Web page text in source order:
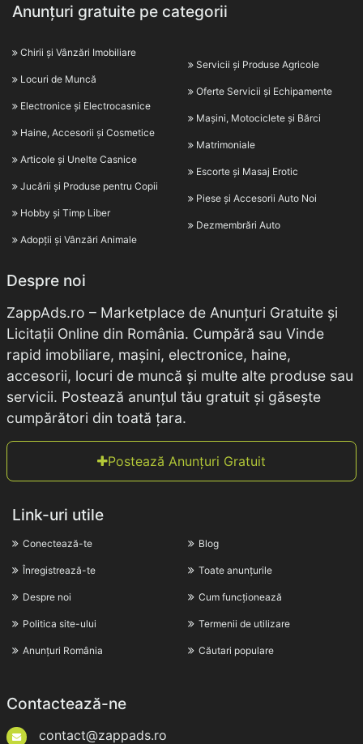
Anunțuri gratuite pe categorii
Chirii și Vânzări Imobiliare
Locuri de Muncă
Electronice și Electrocasnice
Haine, Accesorii și Cosmetice
Articole și Unelte Casnice
Jucării și Produse pentru Copii
Hobby și Timp Liber
Adopții și Vânzări Animale
Servicii și Produse Agricole
Oferte Servicii și Echipamente
Mașini, Motociclete și Bărci
Matrimoniale
Escorte și Masaj Erotic
Piese și Accesorii Auto Noi
Dezmembrări Auto
Despre noi
ZappAds.ro – Marketplace de Anunțuri Gratuite și
Licitații Online din România. Cumpără sau Vinde
rapid imobiliare, mașini, electronice, haine,
accesorii, locuri de muncă și multe alte produse sau
servicii. Postează anunțul tău gratuit și găsește
cumpărători din toată țara.
Postează Anunțuri Gratuit
Link-uri utile
Conectează-te
Înregistrează-te
Despre noi
Politica site-ului
Anunțuri România
Blog
Toate anunțurile
Cum funcționează
Termenii de utilizare
Căutari populare
Contactează-ne
contact@zappads.ro